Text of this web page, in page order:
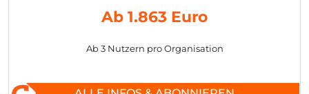
Ab 1.863 Euro
Ab 3 Nutzern pro Organisation